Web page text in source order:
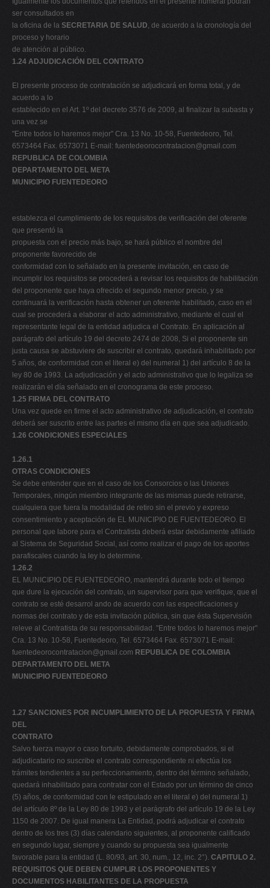
ser consultados en
la oficina de la SECRETARIA DE SALUD, de acuerdo a la cronología del
proceso y horario
de atención al público.
1.24 ADJUDICACIÓN DEL CONTRATO
El presente proceso de contratación se adjudicará en forma total, y de
acuerdo a lo
establecido en el Art. 1º del decreto 3576 de 2009, al finalizar la subasta y
una vez se
"Entre todos lo haremos mejor" Cra. 13 No. 10-58, Fuentedeoro, Tel.
6573464 Fax. 6573071 E-mail: fuentedeorocontratacion@gmail.com
REPUBLICA DE COLOMBIA
DEPARTAMENTO DEL META
MUNICIPIO FUENTEDEORO
establezca el cumplimiento de los requisitos de verificación del oferente
que presentó la
propuesta con el precio más bajo, se hará público el nombre del
proponente favorecido de
conformidad con lo señalado en la presente invitación, en caso de
incumplir los requisitos se procederá a revisar los requisitos de habilitación
del proponente que haya ofrecido el segundo menor precio, y se
continuará la verificación hasta obtener un oferente habilitado, caso en el
cual se procederá a elaborar el acto administrativo, mediante el cual el
representante legal de la entidad adjudica el Contrato. En aplicación al
parágrafo del artículo 19 del decreto 2474 de 2008, Si el proponente sin
justa causa se abstuviere de suscribir el contrato, quedará inhabilitado por
5 años, de conformidad con el literal e) del numeral 1) del artículo 8 de la
ley 80 de 1993. La adjudicación y el acto administrativo que lo legaliza se
realizarán el día señalado en el cronograma de este proceso.
1.25 FIRMA DEL CONTRATO
Una vez quede en firme el acto administrativo de adjudicación, el contrato
deberá ser suscrito entre las partes el mismo día en que sea adjudicado.
1.26 CONDICIONES ESPECIALES
1.26.1
OTRAS CONDICIONES
Se debe entender que en el caso de los Consorcios o las Uniones
Temporales, ningún miembro integrante de las mismas puede retirarse,
cualquiera que fuera la modalidad de retiro sin el previo y expreso
consentimiento y aceptación de EL MUNICIPIO DE FUENTEDEORO. El
personal que labore para el Contratista deberá estar debidamente afiliado
al Sistema de Seguridad Social, así como realizar el pago de los aportes
parafiscales cuando la ley lo determine.
1.26.2
EL MUNICIPIO DE FUENTEDEORO, mantendrá durante todo el tiempo
que dure la ejecución del contrato, un supervisor para que verifique, que el
contrato se esté desarrol ando de acuerdo con las especificaciones y
normas del contrato y de esta invitación pública, sin que ésta Supervisión
releve al Contratista de su responsabilidad. "Entre todos lo haremos mejor"
Cra. 13 No. 10-58, Fuentedeoro, Tel. 6573464 Fax. 6573071 E-mail:
fuentedeorocontratacion@gmail.com REPUBLICA DE COLOMBIA
DEPARTAMENTO DEL META
MUNICIPIO FUENTEDEORO
1.27 SANCIONES POR INCUMPLIMIENTO DE LA PROPUESTA Y FIRMA
DEL
CONTRATO
Salvo fuerza mayor o caso fortuito, debidamente comprobados, si el
adjudicatario no suscribe el contrato correspondiente ni efectúa los
trámites tendientes a su perfeccionamiento, dentro del término señalado,
quedará inhabilitado para contratar con el Estado por un término de cinco
(5) años, de conformidad con le estipulado en el literal e) del numeral 1)
del artículo 8º de la Ley 80 de 1993 y el parágrafo del artículo 19 de la Ley
1150 de 2007. De igual manera La Entidad, podrá adjudicar el contrato
dentro de los tres (3) días calendario siguientes, al proponente calificado
en segundo lugar, siempre y cuando su propuesta sea igualmente
favorable para la entidad (L. 80/93, art. 30, num., 12, inc. 2°). CAPITULO 2.
REQUISITOS QUE DEBEN CUMPLIR LOS PROPONENTES Y
DOCUMENTOS HABILITANTES DE LA PROPUESTA